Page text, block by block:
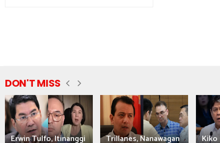
DON'T MISS
Erwin Tulfo, Itinanggi Trillanes, Nanawagan Kiko